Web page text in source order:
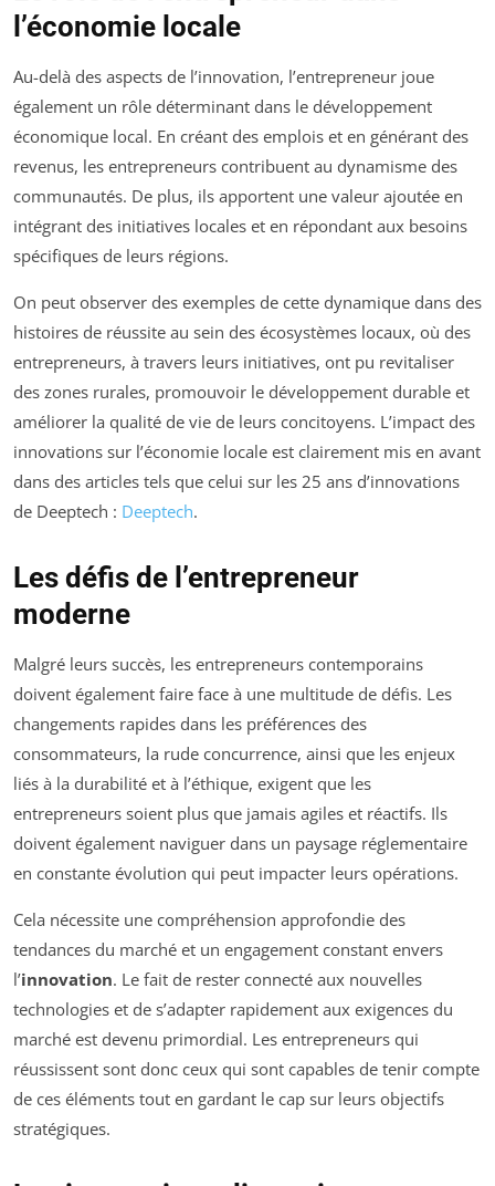
l’économie locale
Au-delà des aspects de l’innovation, l’entrepreneur joue
également un rôle déterminant dans le développement
économique local. En créant des emplois et en générant des
revenus, les entrepreneurs contribuent au dynamisme des
communautés. De plus, ils apportent une valeur ajoutée en
intégrant des initiatives locales et en répondant aux besoins
spécifiques de leurs régions.
On peut observer des exemples de cette dynamique dans des
histoires de réussite au sein des écosystèmes locaux, où des
entrepreneurs, à travers leurs initiatives, ont pu revitaliser
des zones rurales, promouvoir le développement durable et
améliorer la qualité de vie de leurs concitoyens. L’impact des
innovations sur l’économie locale est clairement mis en avant
dans des articles tels que celui sur les 25 ans d’innovations
de Deeptech : Deeptech.
Les défis de l’entrepreneur
moderne
Malgré leurs succès, les entrepreneurs contemporains
doivent également faire face à une multitude de défis. Les
changements rapides dans les préférences des
consommateurs, la rude concurrence, ainsi que les enjeux
liés à la durabilité et à l’éthique, exigent que les
entrepreneurs soient plus que jamais agiles et réactifs. Ils
doivent également naviguer dans un paysage réglementaire
en constante évolution qui peut impacter leurs opérations.
Cela nécessite une compréhension approfondie des
tendances du marché et un engagement constant envers
l’innovation. Le fait de rester connecté aux nouvelles
technologies et de s’adapter rapidement aux exigences du
marché est devenu primordial. Les entrepreneurs qui
réussissent sont donc ceux qui sont capables de tenir compte
de ces éléments tout en gardant le cap sur leurs objectifs
stratégiques.